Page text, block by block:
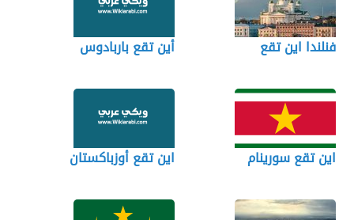
فنلندا اين تقع أين تقع باربادوس
اين تقع سورينام اين تقع أوزباكستان